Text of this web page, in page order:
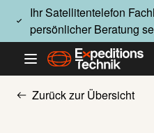
Direkt zum Inhalt
Ihr Satellitentelefon
persönlicher Beratung
Zurück zur Übersicht